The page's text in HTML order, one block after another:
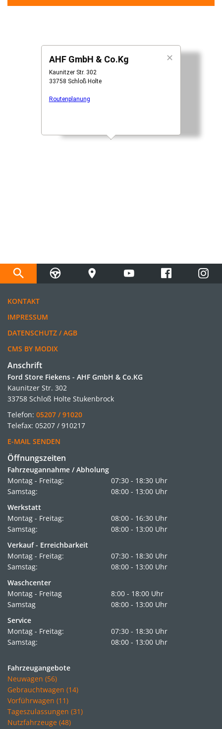
KONTAKT
IMPRESSUM
DATENSCHUTZ / AGB
CMS BY MODIX
Anschrift
Ford Store Fiekens - AHF GmbH & Co.KG
Kaunitzer Str. 302
33758 Schloß Holte Stukenbrock
Telefon: 05207 / 91020
Telefax: 05207 / 910217
E-MAIL SENDEN
Öffnungszeiten
Fahrzeugannahme / Abholung
Montag - Freitag:
07:30 - 18:30 Uhr
Samstag:
08:00 - 13:00 Uhr
Werkstatt
Montag - Freitag:
08:00 - 16:30 Uhr
Samstag:
08:00 - 13:00 Uhr
Verkauf - Erreichbarkeit
Montag - Freitag:
07:30 - 18:30 Uhr
Samstag:
08:00 - 13:00 Uhr
Waschcenter
Montag - Freitag
8:00 - 18:00 Uhr
Samstag
08:00 - 13:00 Uhr
Service
Montag - Freitag:
07:30 - 18:30 Uhr
Samstag:
08:00 - 13:00 Uhr
Fahrzeugangebote
Neuwagen (56)
Gebrauchtwagen (14)
Vorführwagen (11)
Tageszulassungen (31)
Nutzfahrzeuge (48)